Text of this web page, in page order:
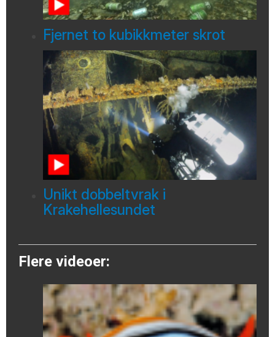
Fjernet to kubikkmeter skrot
Unikt dobbeltvrak i
Krakehellesundet
Flere videoer: